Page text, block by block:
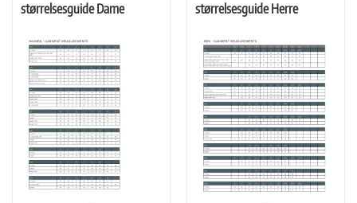
størrelsesguide Dame størrelsesguide Herre